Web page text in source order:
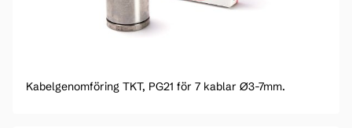
Kabelgenomföring TKT, PG21 för 7 kablar Ø3-7mm.